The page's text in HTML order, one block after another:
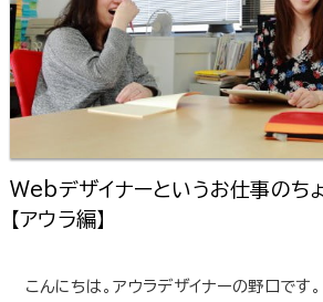
Webデザイナーというお仕事のち
【アウラ編】
こんにちは。アウラデザイナーの野口です